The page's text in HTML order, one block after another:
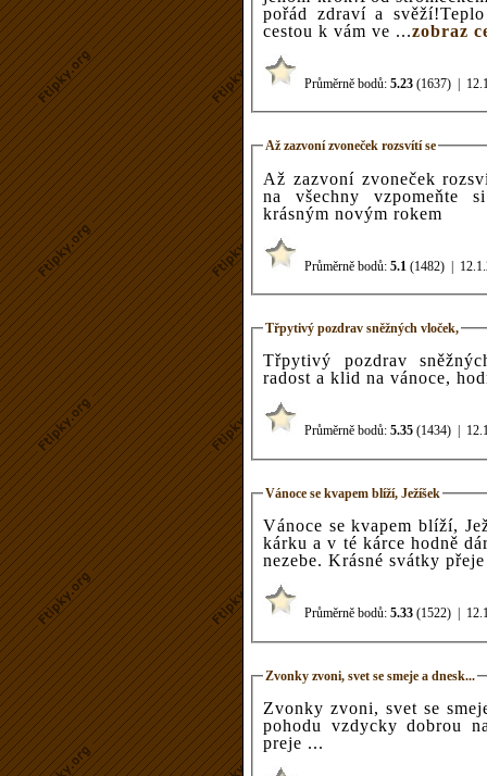
pořád zdraví a
cestou k vám ve ...zobraz
Průměrně bodů: 5.23 (1637)
Až zazvoní zvoneček rozsvítí se
Až zazvoní zvoneček
na všechny vzpomeňte
krásným novým rokem
Průměrně bodů: 5.1 (1482) |
Třpytivý pozdrav sněžných vloček,
Třpytivý pozdrav
radost a klid na vánoce,
Průměrně bodů: 5.35 (1434)
Vánoce se kvapem blíží, Ježíšek
Vánoce se kvapem blíží,
kárku a v té kárce hodně
nezebe. Krásné svátky přeje
Průměrně bodů: 5.33 (1522)
Zvonky zvoni, svet se smeje a dnesk...
Zvonky zvoni, svet se
pohodu vzdycky dobrou
preje ...